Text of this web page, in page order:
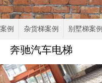
例 杂货梯案例 别墅梯案例
奔驰汽车电梯